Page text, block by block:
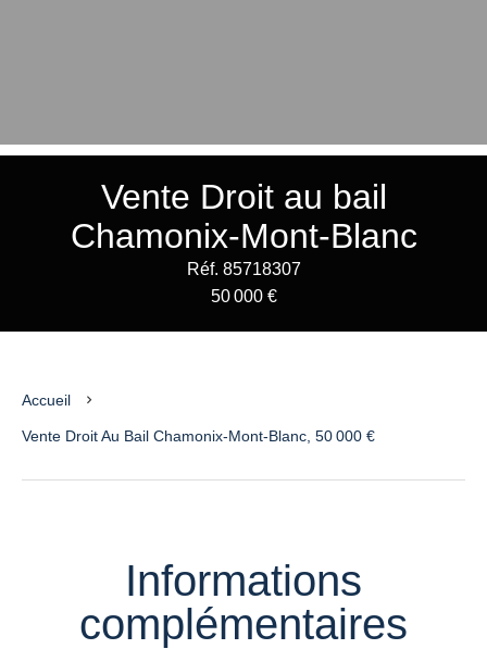
Vente Droit au bail
Chamonix-Mont-Blanc
Réf. 85718307
50 000 €
Accueil
Vente Droit Au Bail Chamonix-Mont-Blanc, 50 000 €
Informations
complémentaires